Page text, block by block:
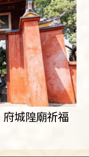
城隍廟祈福